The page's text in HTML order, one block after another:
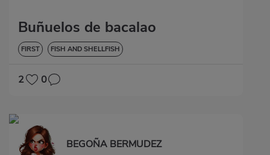
Buñuelos de bacalao
FIRST FISH AND SHELLFISH
2 0
BEGOÑA BERMUDEZ